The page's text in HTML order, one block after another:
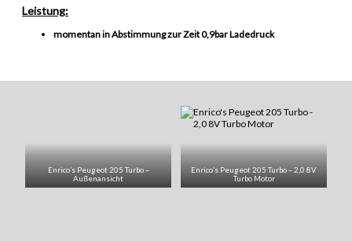
Leistung:
momentan in Abstimmung zur Zeit 0,9bar Ladedruck
Enrico’s Peugeot 205 Turbo –
Außenansicht
Enrico’s Peugeot 205 Turbo – 2,0 8V
Turbo Motor